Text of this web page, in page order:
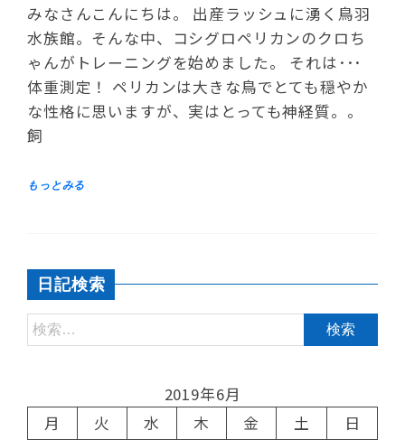
みなさんこんにちは。 出産ラッシュに湧く鳥羽
水族館。そんな中、コシグロペリカンのクロち
ゃんがトレーニングを始めました。 それは･･･
体重測定！ ペリカンは大きな鳥でとても穏やか
な性格に思いますが、実はとっても神経質。。
飼
日記検索
2019年6月
月
火 水 木 金 土
日